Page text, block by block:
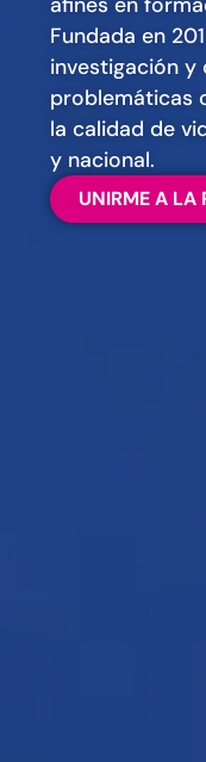
Fundada en
investigación
problemáticas
la calidad de
y nacional.
UNIRME A LA